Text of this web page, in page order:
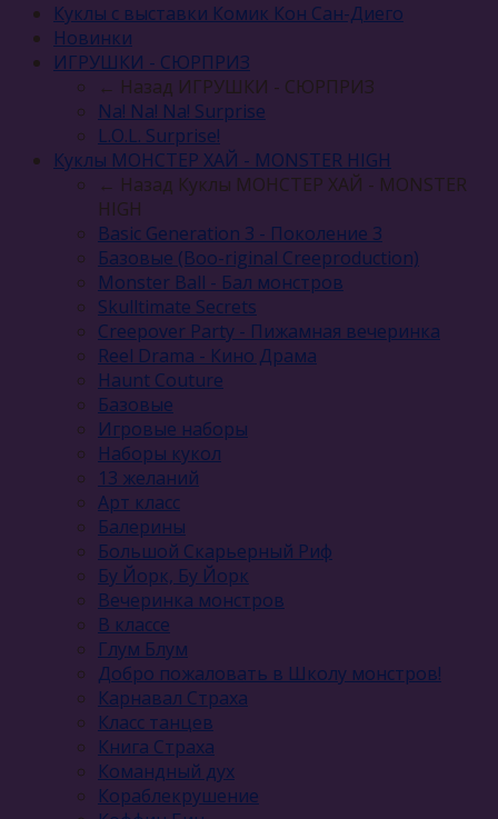
Куклы с выставки Комик Кон Сан-Диего
Новинки
ИГРУШКИ - СЮРПРИЗ
← Назад ИГРУШКИ - СЮРПРИЗ
Na! Na! Na! Surprise
L.O.L. Surprise!
Куклы МОНСТЕР ХАЙ - MONSTER HIGH
← Назад Куклы МОНСТЕР ХАЙ - MONSTER
HIGH
Basic Generation 3 - Поколение 3
Базовые (Boo-riginal Creeproduction)
Monster Ball - Бал монстров
Skulltimate Secrets
Creepover Party - Пижамная вечеринка
Reel Drama - Кино Драма
Haunt Couture
Базовые
Игровые наборы
Наборы кукол
13 желаний
Арт класс
Балерины
Большой Скарьерный Риф
Бу Йорк, Бу Йорк
Вечеринка монстров
В классе
Глум Блум
Добро пожаловать в Школу монстров!
Карнавал Cтраха
Класс танцев
Книга Страха
Командный дух
Кораблекрушение